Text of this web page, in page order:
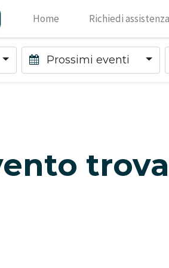
Home Richiedi assistenza
Prossimi eventi